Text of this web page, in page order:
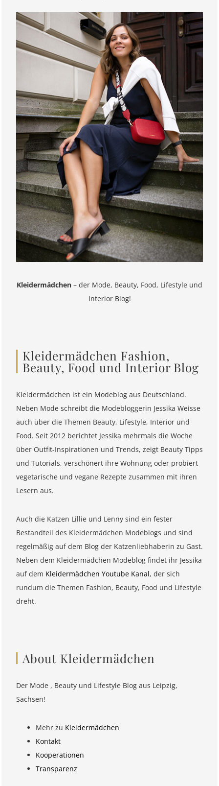
Kleidermädchen – der Mode, Beauty, Food, Lifestyle und
Interior Blog!
Kleidermädchen Fashion,
Beauty, Food und Interior Blog
Kleidermädchen ist ein Modeblog aus Deutschland.
Neben Mode schreibt die Modebloggerin Jessika Weisse
auch über die Themen Beauty, Lifestyle, Interior und
Food. Seit 2012 berichtet Jessika mehrmals die Woche
über Outfit-Inspirationen und Trends, zeigt Beauty Tipps
und Tutorials, verschönert ihre Wohnung oder probiert
vegetarische und vegane Rezepte zusammen mit ihren
Lesern aus.
Auch die Katzen Lillie und Lenny sind ein fester
Bestandteil des Kleidermädchen Modeblogs und sind
regelmäßig auf dem Blog der Katzenliebhaberin zu Gast.
Neben dem Kleidermädchen Modeblog findet ihr Jessika
auf dem Kleidermädchen Youtube Kanal, der sich
rundum die Themen Fashion, Beauty, Food und Lifestyle
dreht.
About Kleidermädchen
Der Mode , Beauty und Lifestyle Blog aus Leipzig,
Sachsen!
Mehr zu Kleidermädchen
Kontakt
Kooperationen
Transparenz